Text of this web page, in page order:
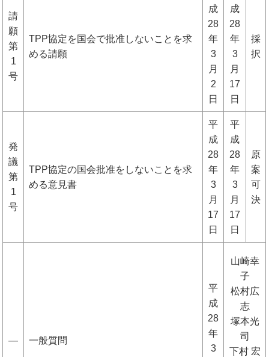
請
願
第
1
号
TPP協定を国会で批准しないことを求
める請願
成
28
年
3
月
2
日
成
28
年
3
月
17
日
採
択
発
議
第
1
号
TPP協定の国会批准をしないことを求
める意見書
平
成
28
年
3
月
17
日
平
成
28
年
3
月
17
日
原
案
可
決
― 一般質問
平
成
28
年
3
山崎幸
子
松村広
志
塚本光
司
下村 宏